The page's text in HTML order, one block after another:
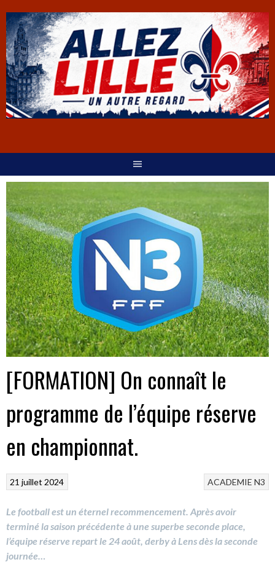
[FORMATION] On connaît le
programme de l’équipe réserve
en championnat.
ACADEMIE N3
21 juillet 2024
Le football est un éternel recommencement. Après avoir
terminé la saison précédente à une superbe seconde place,
l’équipe réserve repart le 24 août, derby à Lens dès la seconde
journée…